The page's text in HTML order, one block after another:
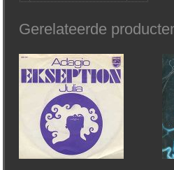
Gerelateerde